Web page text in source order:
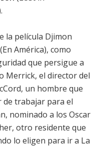
la película Djimon
América), como
que persigue a
Merrick, el director del
un hombre que
de trabajar para el
nominado a los Oscar
otro residente que
lo eligen para ir a La